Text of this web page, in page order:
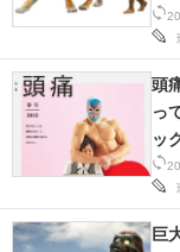
頭
っ
ッ
巨